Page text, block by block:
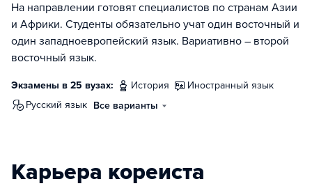
На направлении готовят специалистов по странам Азии
и Африки. Студенты обязательно учат один восточный и
один западноевропейский язык. Вариативно – второй
восточный язык.
Экзамены в 25 вузах: история
иностранный язык
русский язык Все варианты
Карьера кореиста